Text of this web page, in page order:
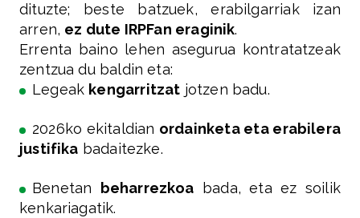
dituzte; beste batzuek, erabilgarriak izan
arren, ez dute IRPFan eraginik.
Errenta baino lehen asegurua kontratatzeak
zentzua du baldin eta:
Legeak kengarritzat jotzen badu.
2026ko ekitaldian ordainketa eta erabilera
justifika badaitezke.
Benetan beharrezkoa bada, eta ez soilik
kenkariagatik.